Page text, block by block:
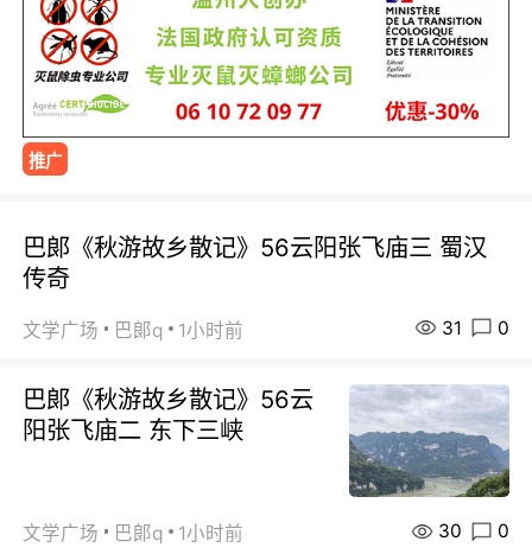
推广
巴郞《秋游故乡散记》56云阳张飞庙三 蜀汉
传奇
文学广场 巴郞q 1小时前 31 0
巴郞《秋游故乡散记》56云
阳张飞庙二 东下三峡
文学广场 巴郞q 1小时前 30 0